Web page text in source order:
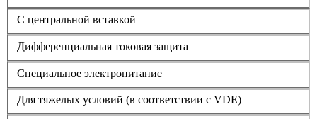
С центральной вставкой
Дифференциальная токовая защита
Cпециальное электропитание
Для тяжелых условий (в соответствии с VDE)